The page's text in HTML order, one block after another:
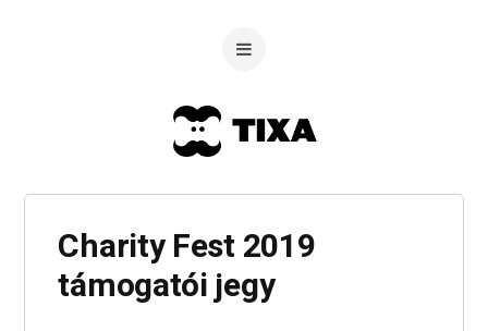
Charity Fest 2019
támogatói jegy